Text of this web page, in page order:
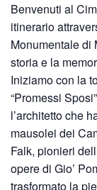
Benvenuti al
itinerario
Monumentale di
storia e la
Iniziamo con la
“Promessi
l’architetto che
mausolei dei
Falk, pionieri
opere di Gio’
trasformato la